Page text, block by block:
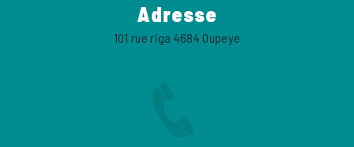
Adresse
101 rue riga 4684 Oupeye